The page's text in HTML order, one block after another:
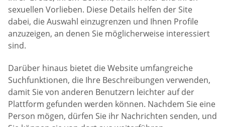
sexuellen Vorlieben. Diese Details helfen der Site
dabei, die Auswahl einzugrenzen und Ihnen Profile
anzuzeigen, an denen Sie möglicherweise interessiert
sind.
Darüber hinaus bietet die Website umfangreiche
Suchfunktionen, die Ihre Beschreibungen verwenden,
damit Sie von anderen Benutzern leichter auf der
Plattform gefunden werden können. Nachdem Sie eine
Person mögen, dürfen Sie ihr Nachrichten senden, und